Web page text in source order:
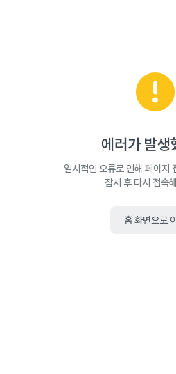
에러가 발생
일시적인 오류로 인해 페이지
잠시 후 다시 접속
홈 화면으로